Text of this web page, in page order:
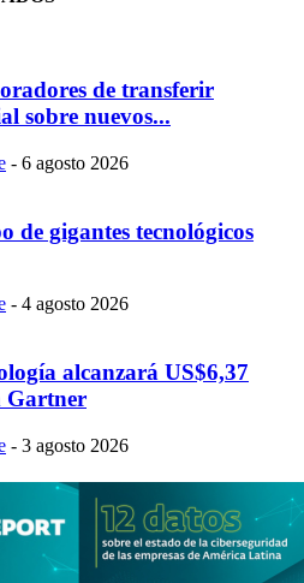
de transferir
sobre nuevos...
- 6 agosto 2026
de gigantes tecnológicos
- 4 agosto 2026
alcanzará US$6,37
Gartner
- 3 agosto 2026